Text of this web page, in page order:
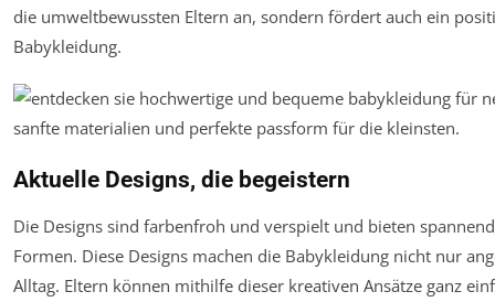
die umweltbewussten Eltern an, sondern fördert auch ein
Babykleidung.
Aktuelle Designs, die begeistern
Die Designs sind farbenfroh und verspielt und bieten
Formen. Diese Designs machen die Babykleidung nicht nur
Alltag. Eltern können mithilfe dieser kreativen Ansätze ganz